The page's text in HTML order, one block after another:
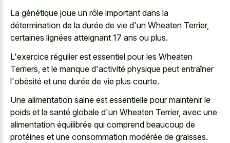
La génétique joue un rôle important dans la
détermination de la durée de vie d'un Wheaten Terrier,
certaines lignées atteignant 17 ans ou plus.
L'exercice régulier est essentiel pour les Wheaten
Terriers, et le manque d'activité physique peut entraîner
l'obésité et une durée de vie plus courte.
Une alimentation saine est essentielle pour maintenir le
poids et la santé globale d'un Wheaten Terrier, avec une
alimentation équilibrée qui comprend beaucoup de
protéines et une consommation modérée de graisses.